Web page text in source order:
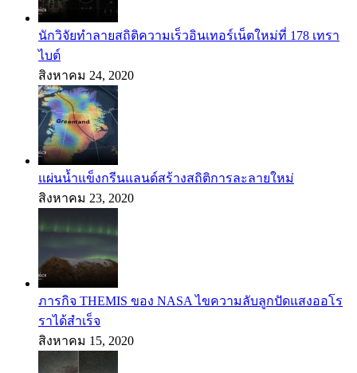
นักวิจัยทำลายสถิติความเร็วอินเทอร์เน็ตใหม่ที่ 178 เทรา
ไบต์
สิงหาคม 24, 2020
แผ่นน้ำแข็งกรีนแลนด์สร้างสถิติการละลายใหม่
สิงหาคม 23, 2020
ภารกิจ THEMIS ของ NASA ไขความลับลูกปัดแสงออโร
ราได้สำเร็จ
สิงหาคม 15, 2020